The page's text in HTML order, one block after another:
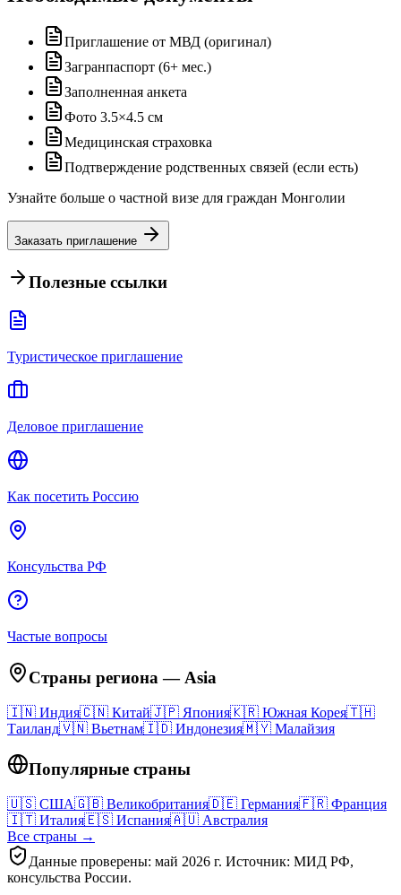
Приглашение от МВД (оригинал)
Загранпаспорт (6+ мес.)
Заполненная анкета
Фото 3.5×4.5 см
Медицинская страховка
Подтверждение родственных связей (если есть)
Узнайте больше о частной визе для граждан Монголии
Заказать приглашение
Полезные ссылки
Туристическое приглашение
Деловое приглашение
Как посетить Россию
Консульства РФ
Частые вопросы
Страны региона — Asia
🇮🇳 Индия🇨🇳 Китай🇯🇵 Япония🇰🇷 Южная Корея🇹🇭
Таиланд🇻🇳 Вьетнам🇮🇩 Индонезия🇲🇾 Малайзия
Популярные страны
🇺🇸 США🇬🇧 Великобритания🇩🇪 Германия🇫🇷 Франция
🇮🇹 Италия🇪🇸 Испания🇦🇺 Австралия
Все страны →
Данные проверены: май 2026 г. Источник: МИД РФ,
консульства России.